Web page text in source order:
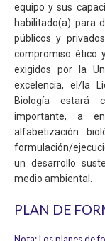
equipo y sus
habilitado(a) para
públicos y
compromiso ético
exigidos por la
excelencia, el/la
Biología estará
importante, a
alfabetización
formulación/
un desarrollo
medio ambiental.
PLAN DE